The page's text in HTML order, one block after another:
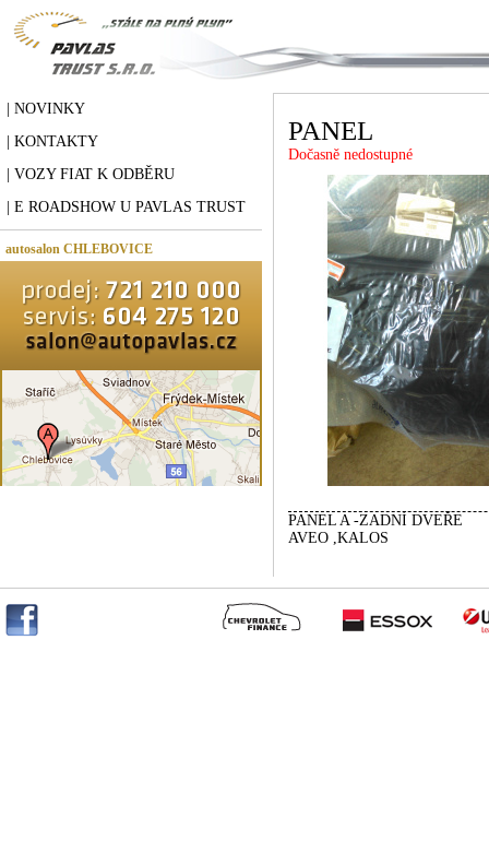
| NOVINKY
| KONTAKTY
| VOZY FIAT K ODBĚRU
| E ROADSHOW U PAVLAS TRUST
autosalon CHLEBOVICE
PANEL
Dočasně nedostupné
PANEL A -ZADNÍ DVEŘE
AVEO ,KALOS